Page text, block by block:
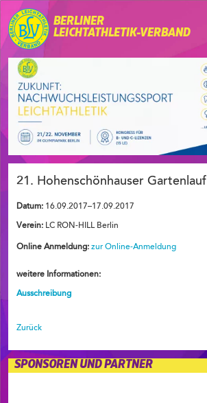
BERLINER
LEICHTATHLETIK-VERBAND
21. Hohenschönhauser Gartenlauf
Datum: 16.09.2017–17.09.2017
Verein: LC RON-HILL Berlin
Online Anmeldung: zur Online-Anmeldung
weitere Informationen:
Ausschreibung
Zurück
SPONSOREN UND PARTNER